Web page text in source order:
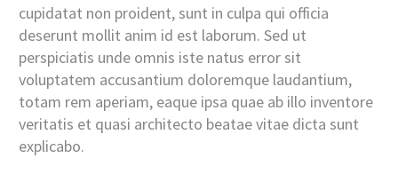
cupidatat non proident, sunt in culpa qui officia
deserunt mollit anim id est laborum. Sed ut
perspiciatis unde omnis iste natus error sit
voluptatem accusantium doloremque laudantium,
totam rem aperiam, eaque ipsa quae ab illo inventore
veritatis et quasi architecto beatae vitae dicta sunt
explicabo.